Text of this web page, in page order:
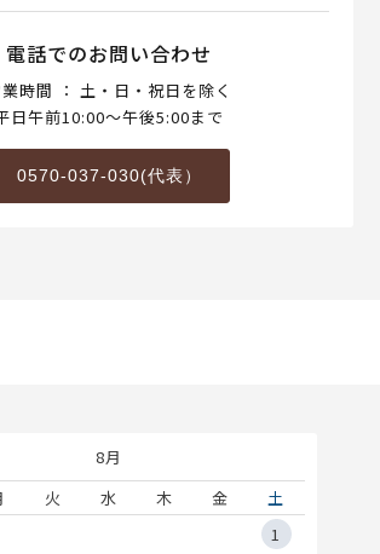
電話でのお問い合わせ
時間 ： 土・日・祝日を除く
日午前10:00～午後5:00まで
0570-037-030(代表）
8月
火 水 木 金
土
1